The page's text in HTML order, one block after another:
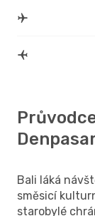
Bali láká
směsicí
starobylé